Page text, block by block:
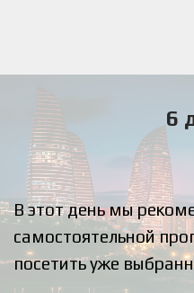
6
В этот день мы
самостоятельной
посетить уже